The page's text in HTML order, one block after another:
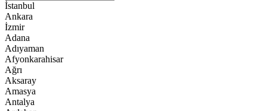
İstanbul
Ankara
İzmir
Adana
Adıyaman
Afyonkarahisar
Ağrı
Aksaray
Amasya
Antalya